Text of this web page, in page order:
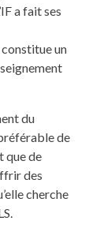
a fait ses
un
du
de
que de
des
cherche